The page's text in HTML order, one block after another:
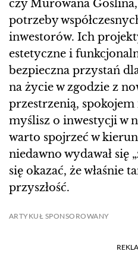
czy Murowana
potrzeby
inwestorów. Ich
estetyczne i
bezpieczna przystań
na życie w zgodzie z
przestrzenią, spokojem
myślisz o inwestycji w
warto spojrzeć w
niedawno wydawał się
się okazać, że właśnie
przyszłość.
ARTYKUŁ SPONSOROWANY